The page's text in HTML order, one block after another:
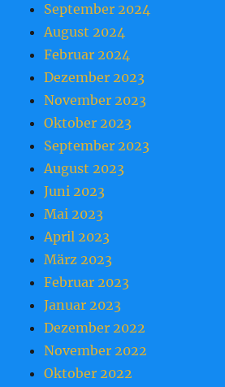
September 2024
August 2024
Februar 2024
Dezember 2023
November 2023
Oktober 2023
September 2023
August 2023
Juni 2023
Mai 2023
April 2023
März 2023
Februar 2023
Januar 2023
Dezember 2022
November 2022
Oktober 2022